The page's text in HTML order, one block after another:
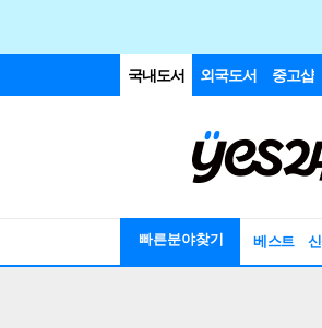
국내도서 외국도서 중고샵
빠른분야찾기 베스트